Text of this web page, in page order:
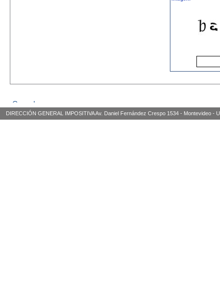
DIRECCIÓN GENERAL IMPOSITIVA Av. Daniel Fernández Crespo 1534 - Montevideo -